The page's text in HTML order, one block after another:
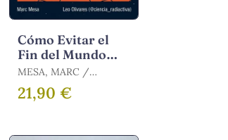
Cómo Evitar el
Fin del Mundo
(Con la Física)
MESA, MARC /
OLIVARES, LEO /
MESA, MARC /
21,90 €